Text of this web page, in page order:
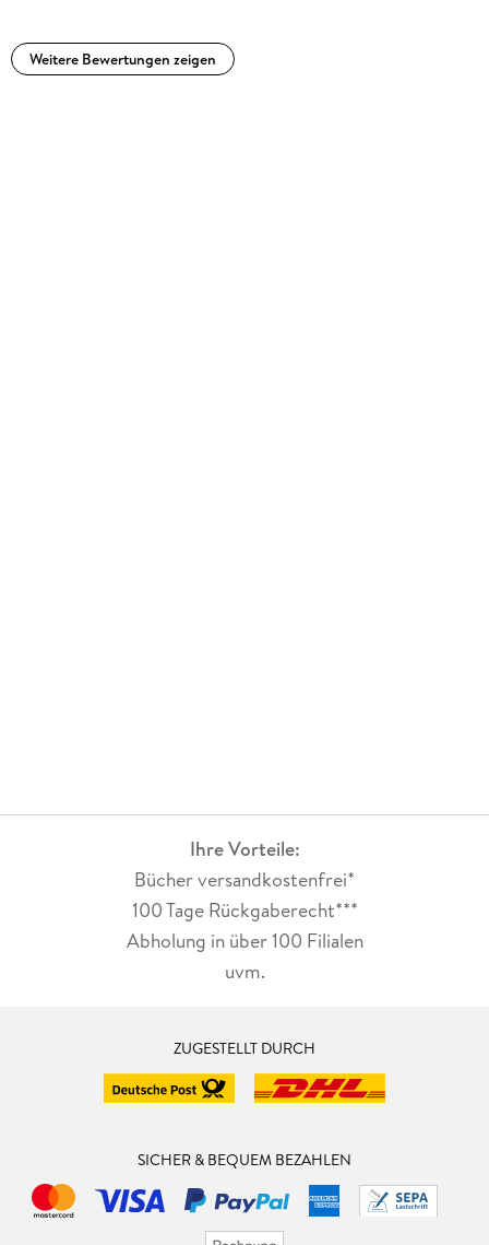
Weitere Bewertungen zeigen
Ihre Vorteile:
Bücher versandkostenfrei*
100 Tage Rückgaberecht***
Abholung in über 100 Filialen
uvm.
ZUGESTELLT DURCH
SICHER & BEQUEM BEZAHLEN